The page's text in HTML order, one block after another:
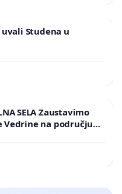
Studena u
SELA Zaustavimo
Vedrine na području